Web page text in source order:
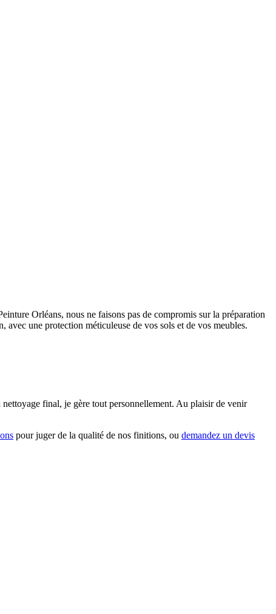
Orléans, nous ne faisons pas de compromis sur la préparation
une protection méticuleuse de vos sols et de vos meubles.
final, je gère tout personnellement. Au plaisir de venir
pour juger de la qualité de nos finitions, ou demandez un devis